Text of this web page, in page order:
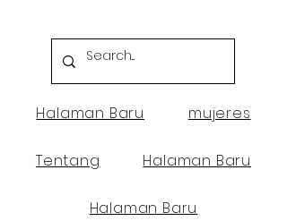
Halaman Baru mujeres
Tentang Halaman Baru
Halaman Baru